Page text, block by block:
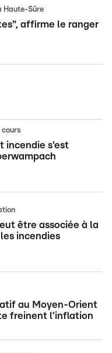
Haute-Sûre
affirme le ranger
cours
incendie s'est
être associée à la
incendies
au Moyen-Orient
freinent l’inflation